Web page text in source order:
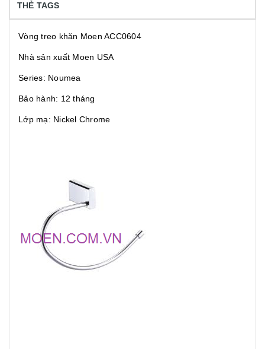
THẺ TAGS
Vòng treo khăn Moen ACC0604
Nhà sản xuất Moen USA
Series: Noumea
Bảo hành: 12 tháng
Lớp mạ: Nickel Chrome